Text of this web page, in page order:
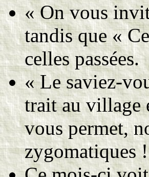
« On vous
tandis que «
celles passées.
« Le saviez-
trait au village
vous permet,
zygomatiques !